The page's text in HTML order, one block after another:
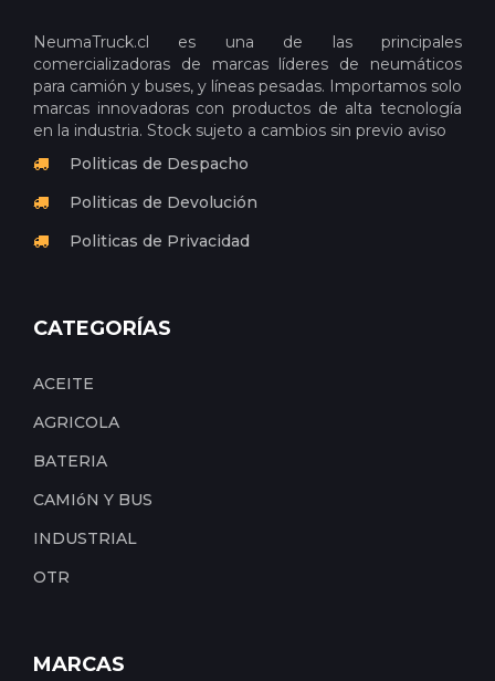
NeumaTruck.cl es una de las principales
comercializadoras de marcas líderes de neumáticos
para camión y buses, y líneas pesadas. Importamos solo
marcas innovadoras con productos de alta tecnología
en la industria. Stock sujeto a cambios sin previo aviso
Politicas de Despacho
Politicas de Devolución
Politicas de Privacidad
CATEGORÍAS
ACEITE
AGRICOLA
BATERIA
CAMIóN Y BUS
INDUSTRIAL
OTR
MARCAS